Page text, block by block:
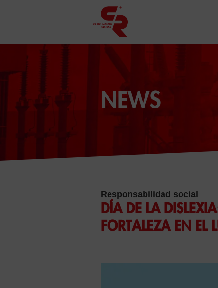
NEWS
Responsabilidad social
DÍA DE LA
FORTALEZA EN EL